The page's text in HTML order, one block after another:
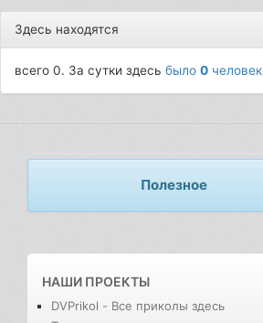
Здесь находятся
всего 0. За сутки здесьбыло0 человек
Полезное
НАШИ ПРОЕКТЫ
DVPrikol - Все приколы здесь